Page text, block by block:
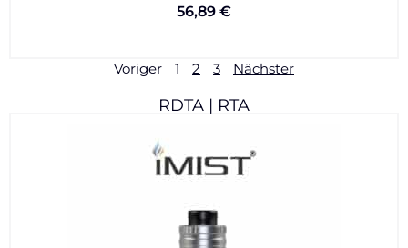
56,89 €
Voriger 1 2 3 Nächster
RDTA | RTA